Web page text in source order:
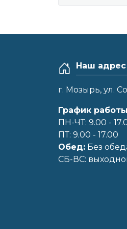
Наш адрес
г. Мозырь, ул.
График
ПН-ЧТ: 9.00 -
ПТ: 9.00 - 17.00
Обед: Без
CБ-ВС: